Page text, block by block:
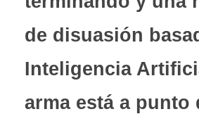
de disuasión
Inteligencia
arma está a punto